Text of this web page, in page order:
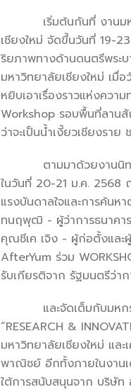
เริ่มต้นกันที่ งานมหกร
เชียงใหม่ จัดขึ้นวันที่ 19-
ริยภาพทางด้านดนตรีพระ
มหาวิทยาลัยเชียงใหม่ เมื่
หยิบเอาเรื่องราวแห่งควา
Workshop รอบพื้นที่ลาน
ว่าจะเป็นน้ำเงี้ยวเชียงรา
ตามมาด้วยงานนิทรรศ
ในวันที่ 20-21 ม.ค. 2568
แรงบันดาลใจและการค้น
ทนฤพุฒิ - ผู้ว่าการธนาคา
คุณชีเค เจิง - ผู้ก่อตั้งแล
AfterYum ร่วม
รับเกียรติจาก รัฐมนตรีว่า
และจัดเต็มกับมหกรรม
“RESEARCH &
มหาวิทยาลัยเชียงใหม่ แล
พาณิชย์ อีกทั้งภายในงานเ
ใต้การสนับสนุนจาก บริษั